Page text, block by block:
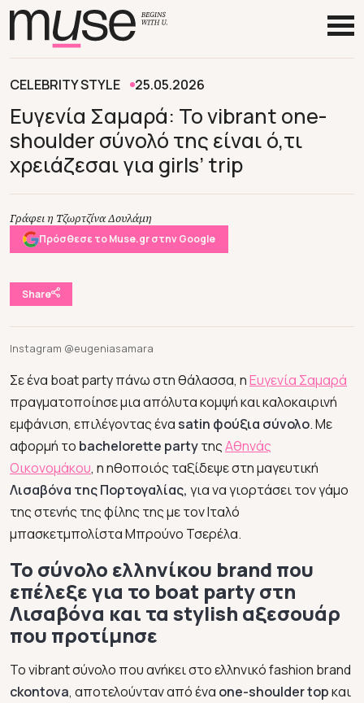
CELEBRITY STYLE 25.05.2026
Ευγενία Σαμαρά: To vibrant one-
shoulder σύνολό της είναι ό,τι
χρειάζεσαι για girls’ trip
Γράφει η Τζωρτζίνα Δουλάμη
Πρόσθεσε το Muse.gr στην Google
Share
Instagram @eugeniasamara
Σε ένα boat party πάνω στη θάλασσα, ηΕυγενία Σαμαρά
πραγματοποίησε μια απόλυτα κομψή και καλοκαιρινή
εμφάνιση, επιλέγοντας έναsatin φούξια σύνολο. Με
αφορμή το bachelorette partyτηςΑθηνάς
Οικονομάκου, η ηθοποιός ταξίδεψε στη μαγευτική
Λισαβόνα της Πορτογαλίας, για να γιορτάσει τον γάμο
της στενής της φίλης της με τον Ιταλό
μπασκετμπολίστα Μπρούνο Τσερέλα.
Το σύνολο ελληνίκου brand που
επέλεξε για το boat party στη
Λισαβόνα και τα stylish αξεσουάρ
που προτίμησε
Το vibrant σύνολο που ανήκει στο ελληνικό fashion brand
ckontova, αποτελούνταν από ένα one-shoulder topκαι